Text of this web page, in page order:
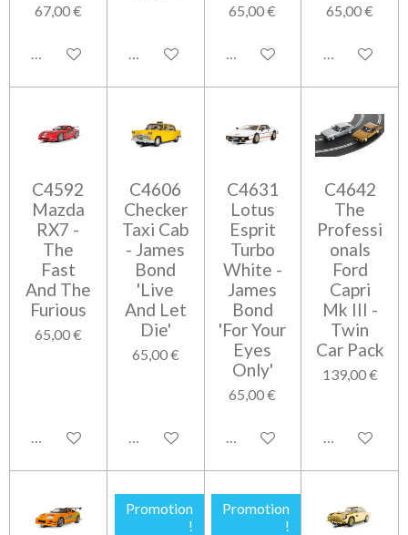
67,00 €
Ajouter au panierAjouter au panier
65,00 €
Ajouter au panier
65,00 €
Ajouter au
C4592
Mazda
RX7 -
The
Fast
And The
Furious
65,00 €
Ajouter au panier
C4606
Checker
Taxi Cab
- James
Bond
'Live
And Let
Die'
65,00 €
Ajouter au panier
C4631
Lotus
Esprit
Turbo
White -
James
Bond
'For Your
Eyes
Only'
65,00 €
Ajouter au panier
C4642
The
Professi
onals
Ford
Capri
Mk III -
Twin
Car Pack
139,00 €
Ajouter au
Promotion
!
Promotion
!